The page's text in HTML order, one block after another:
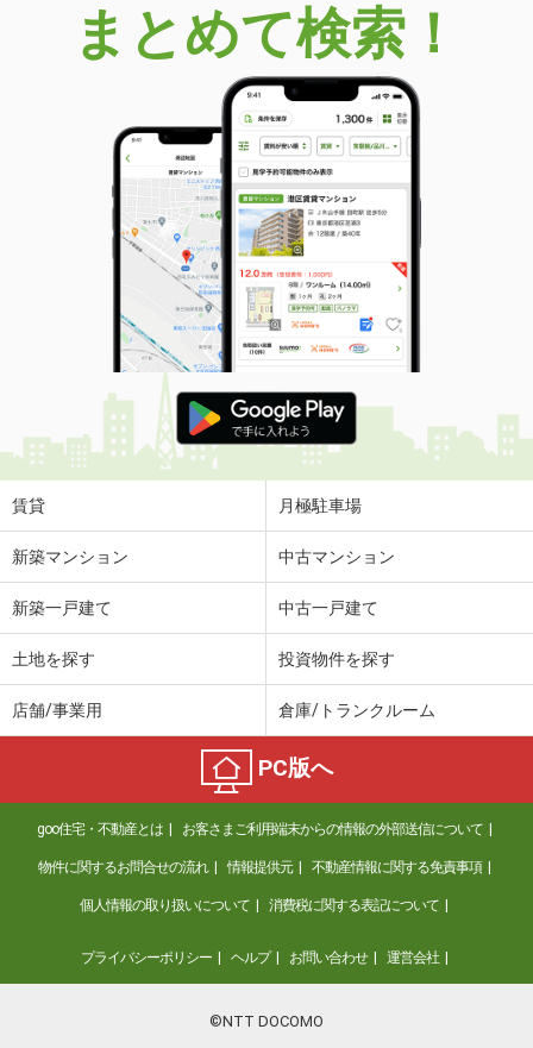
まとめて検索！
賃貸 月極駐車場
新築マンション 中古マンション
新築一戸建て 中古一戸建て
土地を探す 投資物件を探す
店舗/事業用 倉庫/トランクルーム
PC版へ
goo住宅・不動産とは お客さまご利用端末からの情報の外部送信について
物件に関するお問合せの流れ 情報提供元 不動産情報に関する免責事項
個人情報の取り扱いについて 消費税に関する表記について
プライバシーポリシー ヘルプ お問い合わせ 運営会社
©NTT DOCOMO